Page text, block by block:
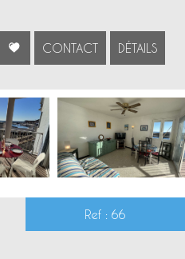
CONTACT DÉTAILS
Ref : 66